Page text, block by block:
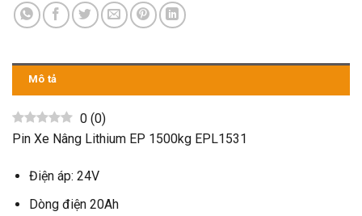
Mô tả
0 (0)
Pin Xe Nâng Lithium EP 1500kg EPL1531
Điện áp: 24V
Dòng điện 20Ah